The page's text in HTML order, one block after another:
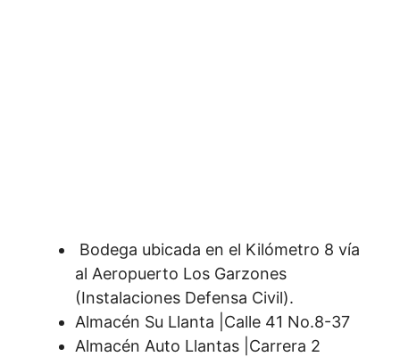
Bodega ubicada en el Kilómetro 8 vía
al Aeropuerto Los Garzones
(Instalaciones Defensa Civil).
Almacén Su Llanta |Calle 41 No.8-37
Almacén Auto Llantas |Carrera 2